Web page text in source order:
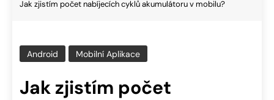
Jak zjistím počet nabíjecích cyklů akumulátoru v mobilu?
Android Mobilní Aplikace
Jak zjistím počet